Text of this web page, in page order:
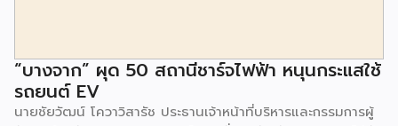
“บางจาก” ผุด 50 สถานีชาร์จไฟฟ้า หนุนกระแสใช้
รถยนต์ EV
นายชัยวัฒน์ โควาวิสารัช ประธานเจ้าหน้าที่บริหารและกรรมการผู้